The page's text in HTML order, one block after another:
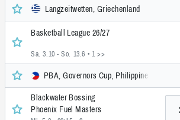
Langzeitwetten, Griechenland
Basketball League 26/27
Sa. 3.10 - So. 13.6 • 1 >>
PBA, Governors Cup, Philippinen
Blackwater Bossing
Phoenix Fuel Masters